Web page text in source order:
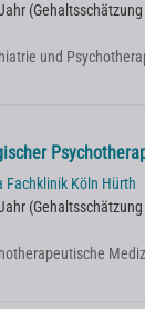
(Gehaltsschätzung
und
Fachklinik Köln Hürth
(Gehaltsschätzung